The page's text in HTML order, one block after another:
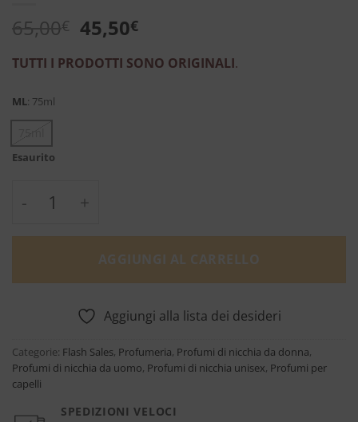
65,00€ Il
prezzo
originale
45,50€Il
attuale
TUTTI I PRODOTTI SONO ORIGINALI.
ML: 75ml
75ml
Esaurito
Profumo Per Capelli - Slow dance - Byredo
AGGIUNGI AL CARRELLO
Aggiungi alla lista dei desideri
Categorie: Flash Sales, Profumeria, Profumi di nicchia da donna,
Profumi di nicchia da uomo, Profumi di nicchia unisex, Profumi per
capelli
SPEDIZIONI VELOCI